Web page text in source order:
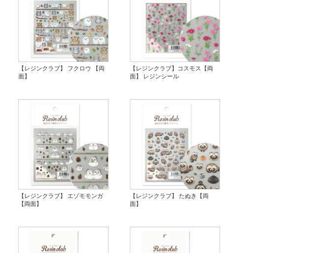
【レジンクラブ】 フクロウ 【両
面】
【レジンクラブ】コスモス【両
面】 レジンシール
【レジンクラブ】 エゾモモンガ
【両面】
【レジンクラブ】 たぬき【両
面】